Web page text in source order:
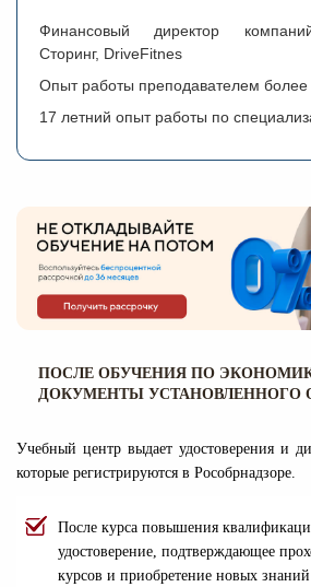
Финансовый директор
Сторинг, DriveFitnes
Опыт работы преподавателем более
17 летний опыт работы по
ПОСЛЕ ОБУЧЕНИЯ ПО
ДОКУМЕНТЫ УСТАНОВЛЕННОГО
Учебный центр выдает удостоверения и
которые регистрируются в Рособрнадзоре.
После курса повышения
удостоверение, подтверждающее
курсов и приобретение новых